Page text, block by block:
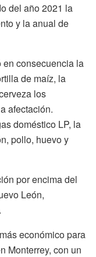
del año 2021 la
y la anual de
consecuencia la
de maíz, la
los
afectación.
doméstico LP, la
pollo, huevo y
por encima del
León,
económico para
Monterrey, con un